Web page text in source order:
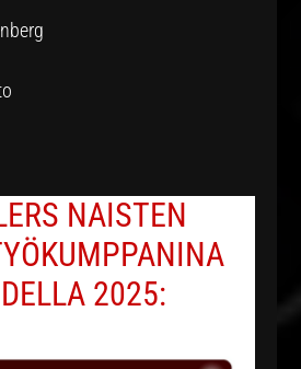
NAISTEN
2025: